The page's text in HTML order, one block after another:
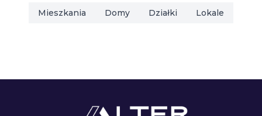
Mieszkania Domy Działki Lokale